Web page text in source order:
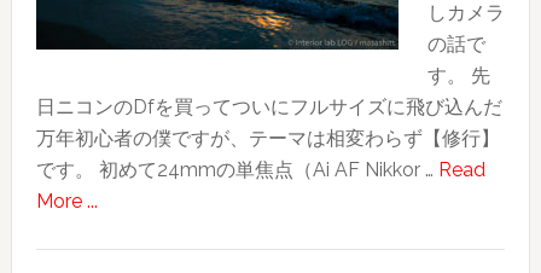
しカメラ
の話で
す。 先
日ニコンのDfを買ってついにフルサイズに飛び込んだ
万年初心者の僕ですが、テーマは相変わらず【修行】
です。 初めて24mmの単焦点（Ai AF Nikkor … Read
More ...about